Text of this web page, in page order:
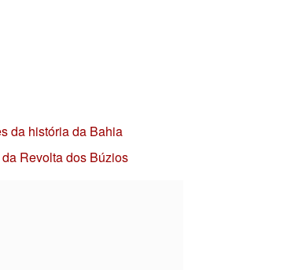
da história da Bahia
Revolta dos Búzios